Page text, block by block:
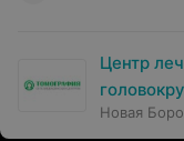
Центр
Новая